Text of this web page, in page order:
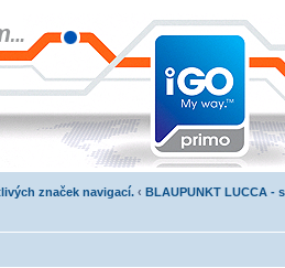
značek navigací. ‹ BLAUPUNKT LUCCA -